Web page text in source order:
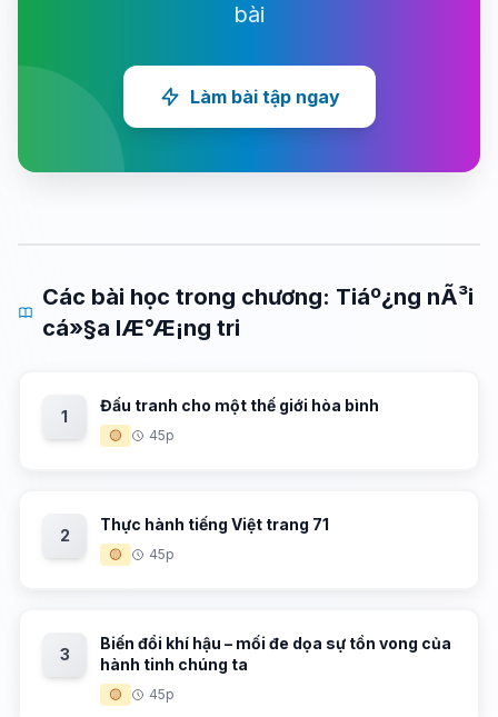
bài
Làm bài tập ngay
Các bài học trong chương: Tiáº¿ng nÃ³i
cá»§a lÆ°Æ¡ng tri
1
Đấu tranh cho một thế giới hòa bình
🟡 45p
2
Thực hành tiếng Việt trang 71
🟡 45p
3
Biến đổi khí hậu – mối đe dọa sự tồn vong của
hành tinh chúng ta
🟡 45p